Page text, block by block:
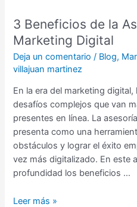
3 Beneficios de la
Marketing Digital
Deja un comentario / Blog,
villajuan martinez
En la era del marketing
desafíos complejos que van
presentes en línea. La
presenta como una
obstáculos y lograr el éxito
vez más digitalizado. En este
profundidad los beneficios …
Leer más »